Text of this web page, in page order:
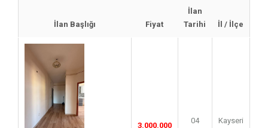
İlan Başlığı Fiyat
İlan
Tarihi
İl / İlçe
3.000.000
04
Kayseri